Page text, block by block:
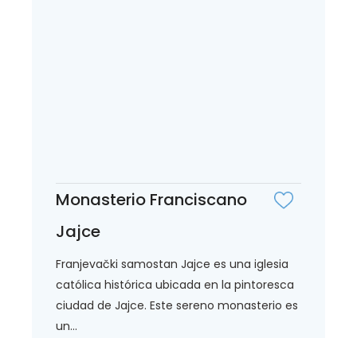
Monasterio Franciscano
Jajce
Franjevački samostan Jajce es una iglesia
católica histórica ubicada en la pintoresca
ciudad de Jajce. Este sereno monasterio es
un...